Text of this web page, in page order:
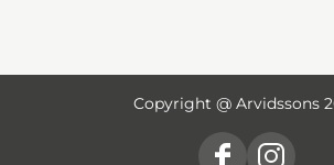
Copyright @ Arvidssons